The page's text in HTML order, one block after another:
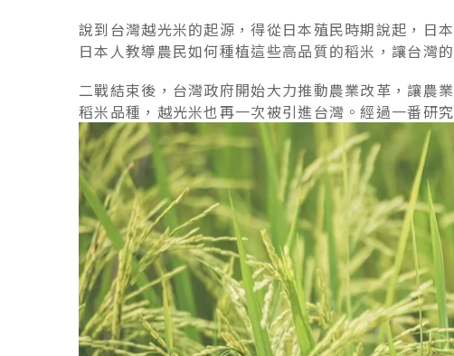
說到台灣越光米的起源，得從日本殖民時期說起，日
日本人教導農民如何種植這些高品質的稻米，讓台灣
二戰結束後，台灣政府開始大力推動農業改革，讓農
稻米品種，越光米也再一次被引進台灣。經過一番研